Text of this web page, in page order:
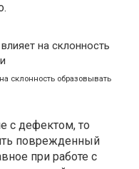
склонность образовывать
с дефектом, то
поврежденный
при работе с